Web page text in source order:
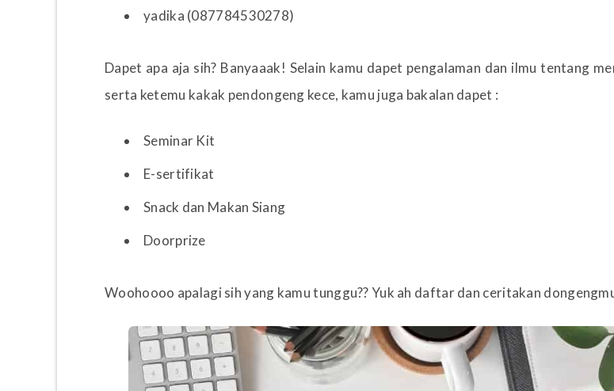
yadika (087784530278)
Dapet apa aja sih? Banyaaak! Selain kamu dapet pengalaman dan ilmu tentang
serta ketemu kakak pendongeng kece, kamu juga bakalan dapet :
Seminar Kit
E-sertifikat
Snack dan Makan Siang
Doorprize
Woohoooo apalagi sih yang kamu tunggu?? Yuk ah daftar dan ceritakan